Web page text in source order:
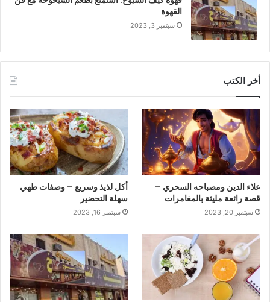
القهوة
سبتمبر 3, 2023
أخر الكتب
علاء الدين ومصباحه السحري –
قصة رائعة مليئة بالمغامرات
سبتمبر 20, 2023
أكل لذيذ وسريع – وصفات طهي
سهلة التحضير
سبتمبر 16, 2023